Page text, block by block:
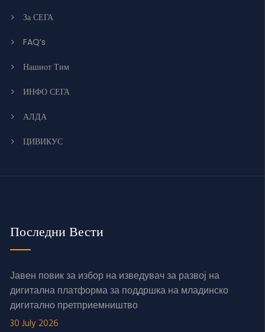
За СЕГА
FAQ’s
Нашиот Тим
ИНФО СЕГА
АЛДА
ЦИВИКУС
Последни Вести
Јавен повик за избор на изведувач за развој на
дигитална платформа за поддршка на младинско
дигитално претприемништво
30 July 2026